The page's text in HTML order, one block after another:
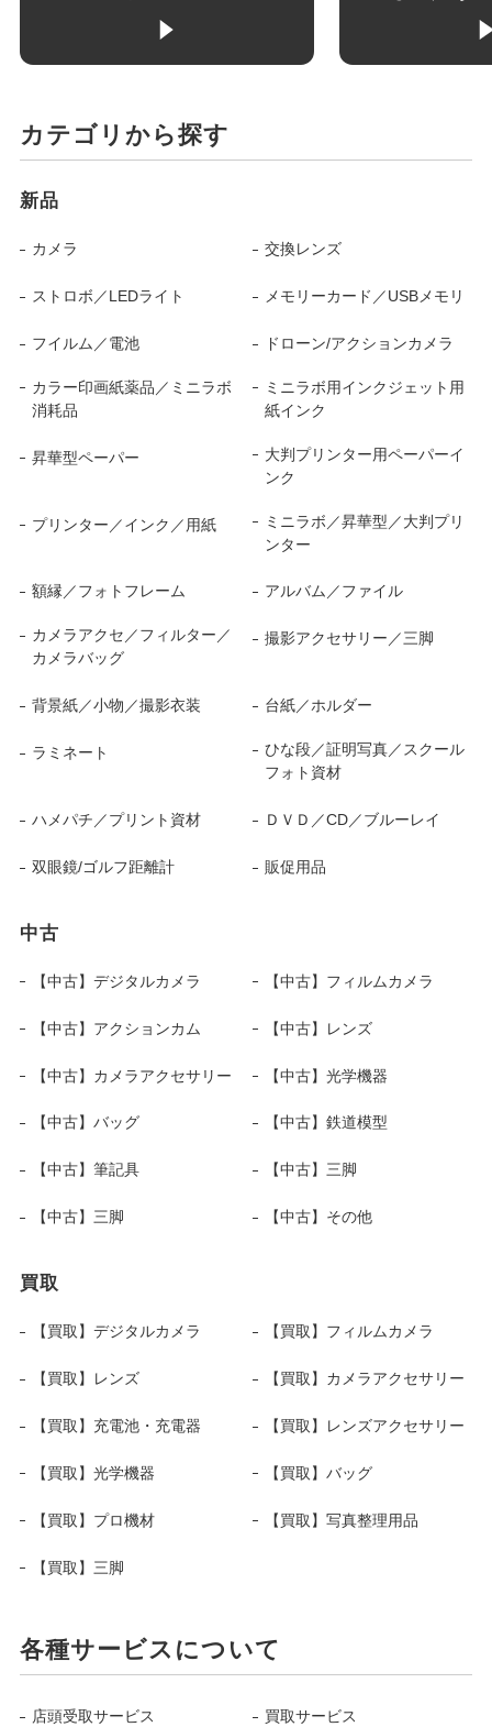
カテゴリから探す
新品
カメラ 交換レンズ
ストロボ／LEDライト メモリーカード／USBメモリ
フイルム／電池 ドローン/アクションカメラ
カラー印画紙薬品／ミニラボ
消耗品
ミニラボ用インクジェット用
紙インク
昇華型ペーパー
大判プリンター用ペーパーイ
ンク
プリンター／インク／用紙
ミニラボ／昇華型／大判プリ
ンター
額縁／フォトフレーム アルバム／ファイル
カメラアクセ／フィルター／
カメラバッグ
撮影アクセサリー／三脚
背景紙／小物／撮影衣装 台紙／ホルダー
ラミネート
ひな段／証明写真／スクール
フォト資材
ハメパチ／プリント資材 ＤＶＤ／CD／ブルーレイ
双眼鏡/ゴルフ距離計 販促用品
中古
【中古】デジタルカメラ 【中古】フィルムカメラ
【中古】アクションカム 【中古】レンズ
【中古】カメラアクセサリー 【中古】光学機器
【中古】バッグ 【中古】鉄道模型
【中古】筆記具 【中古】三脚
【中古】三脚 【中古】その他
買取
【買取】デジタルカメラ 【買取】フィルムカメラ
【買取】レンズ 【買取】カメラアクセサリー
【買取】充電池・充電器 【買取】レンズアクセサリー
【買取】光学機器 【買取】バッグ
【買取】プロ機材 【買取】写真整理用品
【買取】三脚
各種サービスについて
店頭受取サービス 買取サービス